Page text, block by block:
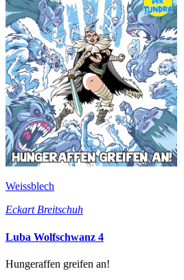
Weissblech
Eckart Breitschuh
Luba Wolfschwanz 4
Hungeraffen greifen an!